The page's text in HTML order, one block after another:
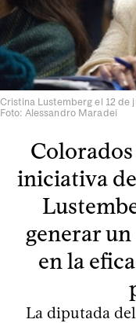
Cristina Lustemberg el 12 de
Foto: Alessandro Maradei
iniciativa
generar
en la
La diputada